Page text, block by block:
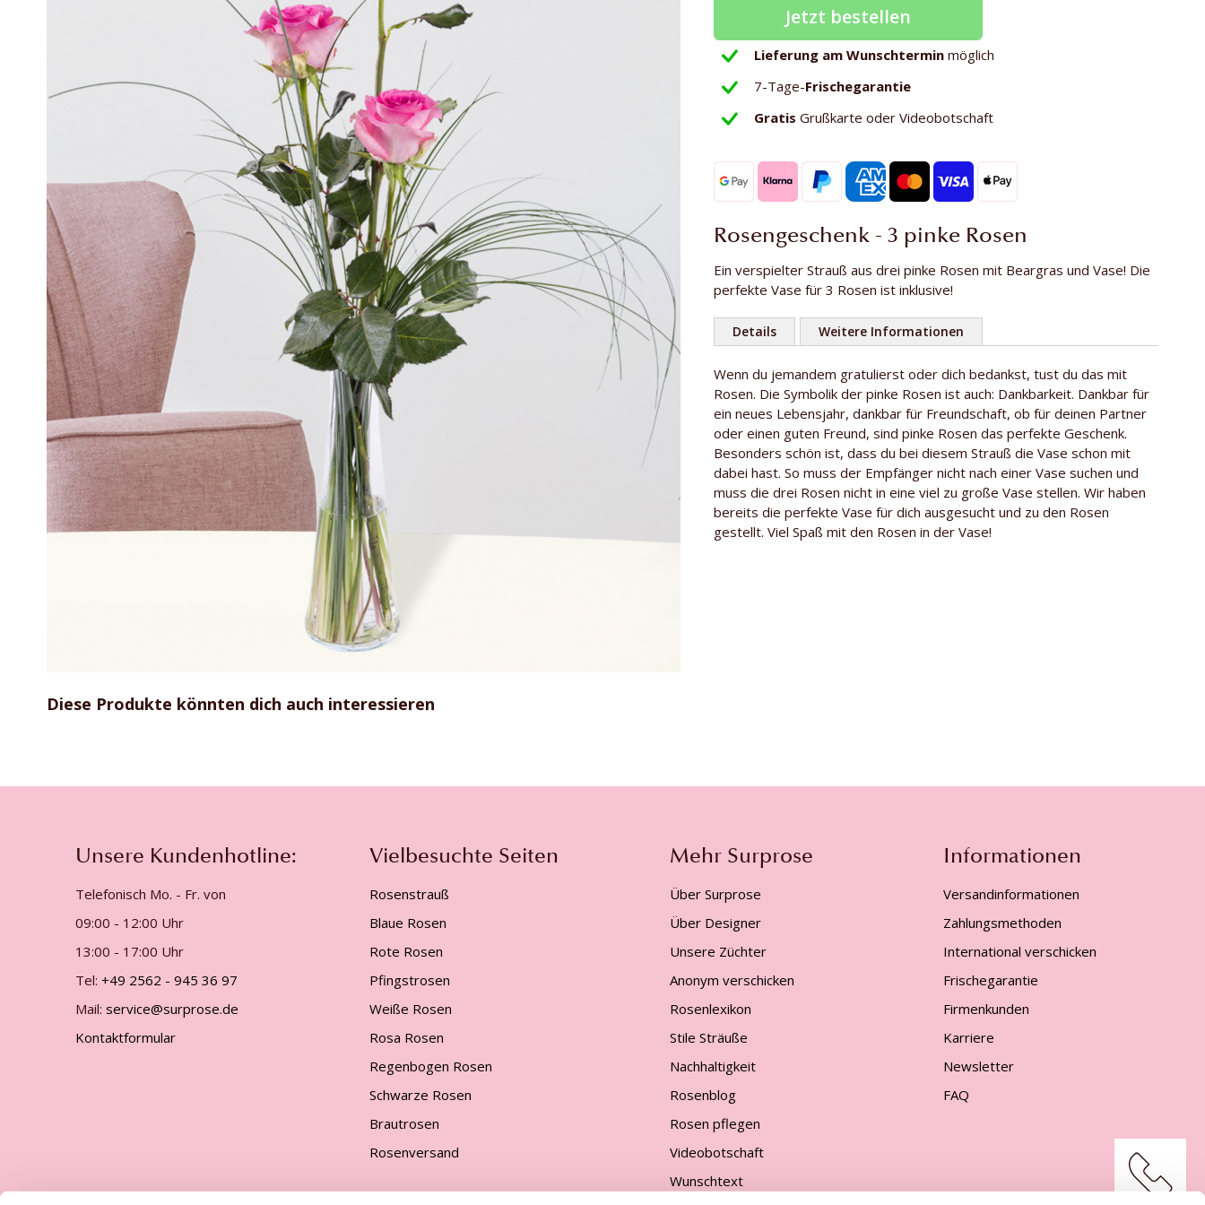
Jetzt bestellen
Lieferung am Wunschtermin möglich
7-Tage-Frischegarantie
Gratis Grußkarte oder Videobotschaft
Rosengeschenk - 3 pinke Rosen
Ein verspielter Strauß aus drei pinke Rosen mit Beargras und Vase! Die
perfekte Vase für 3 Rosen ist inklusive!
Details
Weitere
Informationen
Anzahl Rosen
3
Länge der Rose
ca. 60 cm
Herkunft
Kenia
Gärtner
Timaflor
Besonderheiten
Gratis Glasvase
Rosensorte
Revival
Weitere Informationen
Wenn du jemandem gratulierst oder dich bedankst, tust du das mit
Rosen. Die Symbolik der pinke Rosen ist auch: Dankbarkeit. Dankbar für
ein neues Lebensjahr, dankbar für Freundschaft, ob für deinen Partner
oder einen guten Freund, sind pinke Rosen das perfekte Geschenk.
Besonders schön ist, dass du bei diesem Strauß die Vase schon mit
dabei hast. So muss der Empfänger nicht nach einer Vase suchen und
muss die drei Rosen nicht in eine viel zu große Vase stellen. Wir haben
bereits die perfekte Vase für dich ausgesucht und zu den Rosen
gestellt. Viel Spaß mit den Rosen in der Vase!
Anfang
Diese Produkte könnten dich auch interessieren
Unsere Kundenhotline:
Telefonisch Mo. - Fr. von
09:00 - 12:00 Uhr
13:00 - 17:00 Uhr
Tel: +49 2562 - 945 36 97
Mail: service@surprose.de
Kontaktformular
Vielbesuchte Seiten
Rosenstrauß
Blaue Rosen
Rote Rosen
Pfingstrosen
Weiße Rosen
Rosa Rosen
Regenbogen Rosen
Schwarze Rosen
Brautrosen
Rosenversand
Mehr Surprose
Über Surprose
Über Designer
Unsere Züchter
Anonym verschicken
Rosenlexikon
Stile Sträuße
Nachhaltigkeit
Rosenblog
Rosen pflegen
Videobotschaft
Wunschtext
Informationen
Versandinformationen
Zahlungsmethoden
International verschicken
Frischegarantie
Firmenkunden
Karriere
Newsletter
FAQ